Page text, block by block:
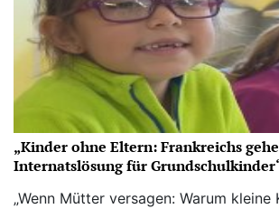
„Kinder ohne Eltern: Frankreichs
Internatslösung für
„Wenn Mütter versagen: Warum kleine